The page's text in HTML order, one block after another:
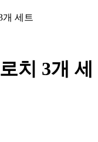
개 세트
치 3개 세